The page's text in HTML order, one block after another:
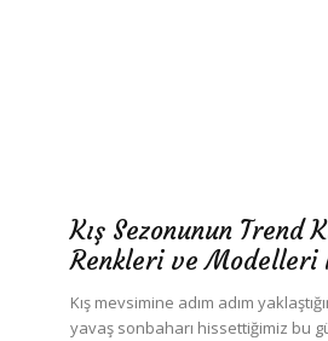
Kış Sezonunun Trend
Renkleri ve Modelleri
Kış mevsimine adım adım
yavaş sonbaharı hissettiğimiz bu